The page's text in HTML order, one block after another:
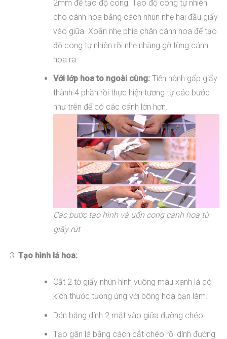
2mm để tạo độ cong. Tạo độ cong tự nhiên
cho cánh hoa bằng cách nhún nhẹ hai đầu giấy
vào giữa. Xoắn nhẹ phía chân cánh hoa để tạo
độ cong tự nhiên rồi nhẹ nhàng gỡ từng cánh
hoa ra.
Với lớp hoa to ngoài cùng:Tiến hành gấp giấy
thành 4 phần rồi thực hiện tương tự các bước
như trên để có các cánh lớn hơn.
Các bước tạo hình và uốn cong cánh hoa từ
giấy rút
Tạo hình lá hoa:
Cắt 2 tờ giấy nhún hình vuông màu xanh lá có
kích thước tương ứng với bông hoa bạn làm.
Dán băng dính 2 mặt vào giữa đường chéo.
Tạo gân lá bằng cách cắt chéo rồi dính đường